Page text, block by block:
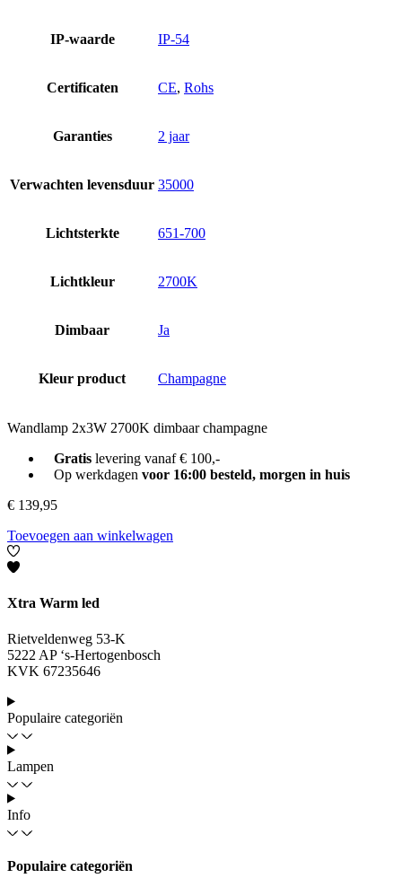
IP-waarde IP-54
Certificaten CE, Rohs
Garanties 2 jaar
Verwachten levensduur 35000
Lichtsterkte 651-700
Lichtkleur 2700K
Dimbaar Ja
Kleur product Champagne
Wandlamp 2x3W 2700K dimbaar champagne
Gratislevering vanaf € 100,-
Op werkdagen voor 16:00 besteld, morgen in huis
€ 139,95
Toevoegen aan winkelwagen
Xtra Warm led
Rietveldenweg 53-K
5222 AP ‘s-Hertogenbosch
KVK 67235646
Populaire categoriën
Lampen
Info
Populaire categoriën